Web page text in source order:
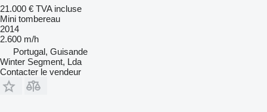
21.000 € TVA incluse
Mini tombereau
2014
2.600 m/h
Portugal, Guisande
Winter Segment, Lda
Contacter le vendeur